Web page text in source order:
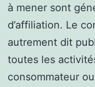
à mener sont
d’affiliation. Le
autrement dit
toutes les
consommateur